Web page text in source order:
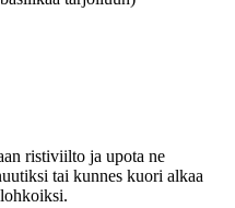
ristiviilto ja upota ne
tai kunnes kuori alkaa